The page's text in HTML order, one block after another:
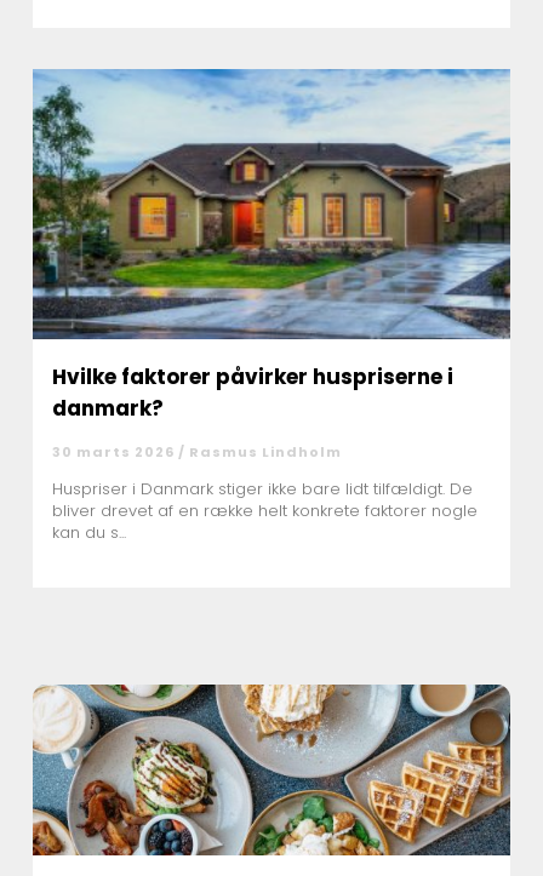
Hvilke faktorer påvirker huspriserne i
danmark?
30 marts 2026 / Rasmus Lindholm
Huspriser i Danmark stiger ikke bare lidt tilfældigt. De
bliver drevet af en række helt konkrete faktorer nogle
kan du s...